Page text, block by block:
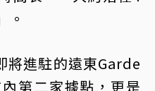
。
進駐的遠東Garde
第二家據點，更是